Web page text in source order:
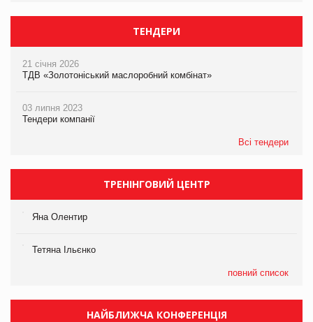
ТЕНДЕРИ
21 січня 2026
ТДВ «Золотоніський маслоробний комбінат»
03 липня 2023
Тендери компанії
Всі тендери
ТРЕНІНГОВИЙ ЦЕНТР
Яна Олентир
Тетяна Ільєнко
повний список
НАЙБЛИЖЧА КОНФЕРЕНЦІЯ